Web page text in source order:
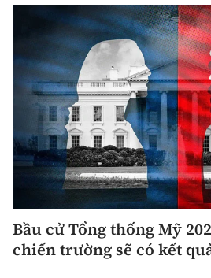
Tổng biên tập:Nguyễn Thị Hồng
Phó Tổng biên tập:Nguyễn Sơn
Nguyễn Đức Thắng, La Đức
Hotline:
0901 514 799
Quảng cáo và
0915 057 282
Email:bandoc@baoxaydung.vn
Cấm sao chép dưới mọi hình
chấp thuận bằng văn bản.
Bầu cử Tổng thống Mỹ
chiến trường sẽ có kết